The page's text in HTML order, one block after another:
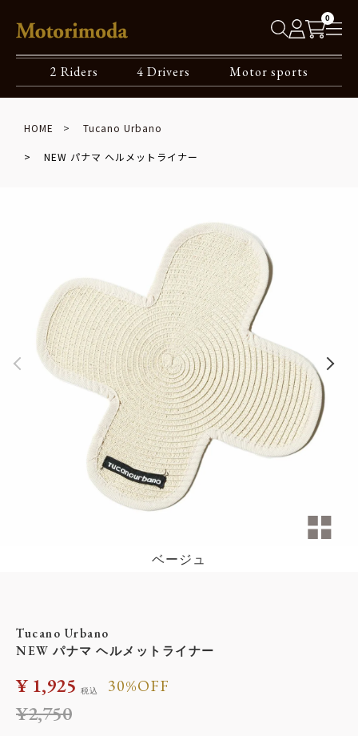
0
2 Riders 4 Drivers Motor sports
HOME Tucano Urbano
NEW パナマ ヘルメットライナー
ベージュ
Tucano Urbano
NEW パナマ ヘルメットライナー
¥2,750
30%OFF
¥ 1,925 税込